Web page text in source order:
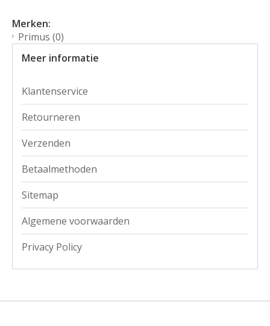
Merken:
Primus (0)
Meer informatie
Klantenservice
Retourneren
Verzenden
Betaalmethoden
Sitemap
Algemene voorwaarden
Privacy Policy